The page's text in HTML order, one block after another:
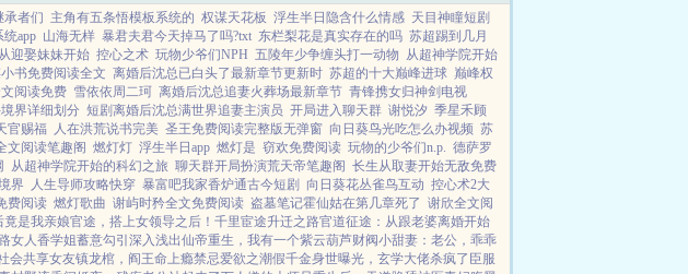
承者们 主角有五条悟模板系统的 权谋天花板 浮生半日隐含什么情感 天目神瞳短剧
app 山海无样 暴君夫君今天掉马了吗?txt 东栏梨花是真实存在的吗 苏超踢到几月
迎娶妹妹开始 控心之术 玩物少爷们NPH 五陵年少争缠头打一动物 从超神学院开始
书免费阅读全文 离婚后沈总已白头了最新章节更新时 苏超的十大巅峰进球 巅峰权
阅读免费 雪依依周二珂 离婚后沈总追妻火葬场最新章节 青锋携女归神剑电视
界详细划分 短剧离婚后沈总满世界追妻主演员 开局进入聊天群 谢悦汐 季星禾顾
官赐福 人在洪荒说书完美 圣王免费阅读完整版无弹窗 向日葵鸟光吃怎么办视频 苏
文阅读笔趣阁 燃灯灯 浮生半日app 燃灯是 窃欢免费阅读 玩物的少爷们n.p. 德萨罗
从超神学院开始的科幻之旅 聊天群开局扮演荒天帝笔趣阁 长生从取妻开始无敌免费
界 人生导师攻略快穿 暴富吧我家香炉通古今短剧 向日葵花丛雀鸟互动 控心术2大
费阅读 燃灯歌曲 谢屿时矜全文免费阅读 盗墓笔记霍仙姑在第几章死了 谢欣全文阅
竟是我亲娘官途，搭上女领导之后！ 千里宦途升迁之路官道征途：从跟老婆离婚开始
女人香学姐蓄意勾引 深入浅出仙帝重生，我有一个紫云葫芦财阀小甜妻：老公，乖乖
会共享女友镇龙棺，阎王命上瘾禁忌爱欲之潮假千金身世曝光，玄学大佬杀疯了 臣服